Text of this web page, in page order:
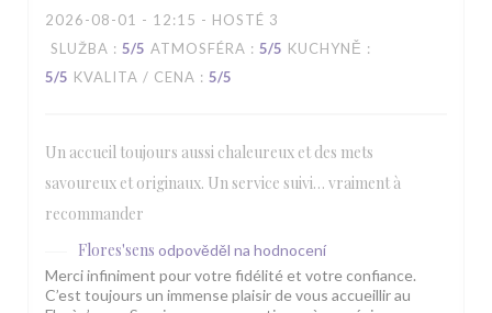
2026-08-01 - 12:15 - HOSTÉ 3
SLUŽBA : 5/5 ATMOSFÉRA : 5/5 KUCHYNĚ :
5/5 KVALITA / CENA : 5/5
Un accueil toujours aussi chaleureux et des mets
savoureux et originaux. Un service suivi… vraiment à
recommander
Flores'sens odpověděl na hodnocení
Merci infiniment pour votre fidélité et votre confiance.
C’est toujours un immense plaisir de vous accueillir au